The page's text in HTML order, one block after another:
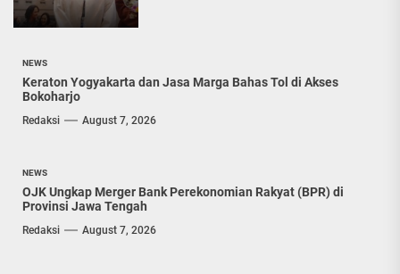
NEWS
Keraton Yogyakarta dan Jasa Marga Bahas Tol di Akses
Bokoharjo
Redaksi August 7, 2026
NEWS
OJK Ungkap Merger Bank Perekonomian Rakyat (BPR) di
Provinsi Jawa Tengah
Redaksi August 7, 2026